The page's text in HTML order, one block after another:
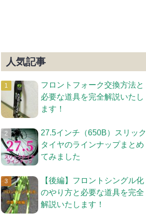
人気記事
フロントフォーク交換方法と
必要な道具を完全解説いたし
ます！
27.5インチ（650B）スリック
タイヤのラインナップまとめ
てみました
【後編】フロントシングル化
のやり方と必要な道具を完全
解説いたします！